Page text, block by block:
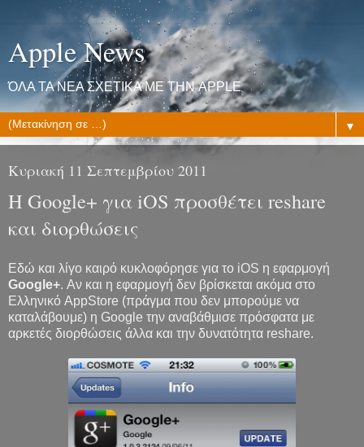
Apple News
ΌΛΑ ΤΑ ΝΕΑ ΣΧΕΤΙΚΑ ΜΕ ΤΗΝ APPLE
▼
Κυριακή 11 Σεπτεμβρίου 2011
Η Google+ για iOS προσθέτει reshare
και διορθώσεις
Εδώ και λίγο καιρό κυκλοφόρησε για το iOS η εφαρμογή
Google+. Αν και η εφαρμογή δεν βρίσκεται ακόμα στο
Ελληνικό AppStore (πράγμα που δεν μπορούμε να
καταλάβουμε) η Google την αναβάθμισε πρόσφατα με
αρκετές διορθώσεις άλλα και την δυνατότητα reshare.